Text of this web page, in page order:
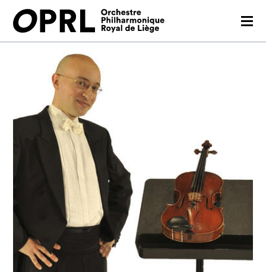
26-27 SEASON
ORCHESTRA
PRACTICAL
FR